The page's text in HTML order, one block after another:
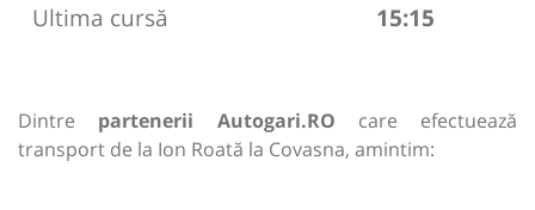
Ultima cursă
15:15
Dintre partenerii Autogari.RO care efectuează
transport de la Ion Roată la Covasna, amintim: